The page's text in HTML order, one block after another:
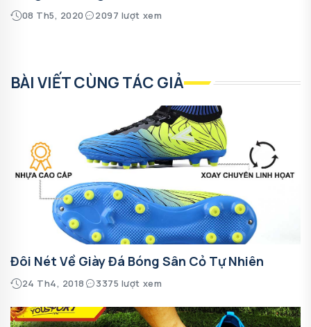
08 Th5, 2020 2097 lượt xem
BÀI VIẾT CÙNG TÁC GIẢ
Đôi Nét Về Giày Đá Bóng Sân Cỏ Tự Nhiên
24 Th4, 2018 3375 lượt xem